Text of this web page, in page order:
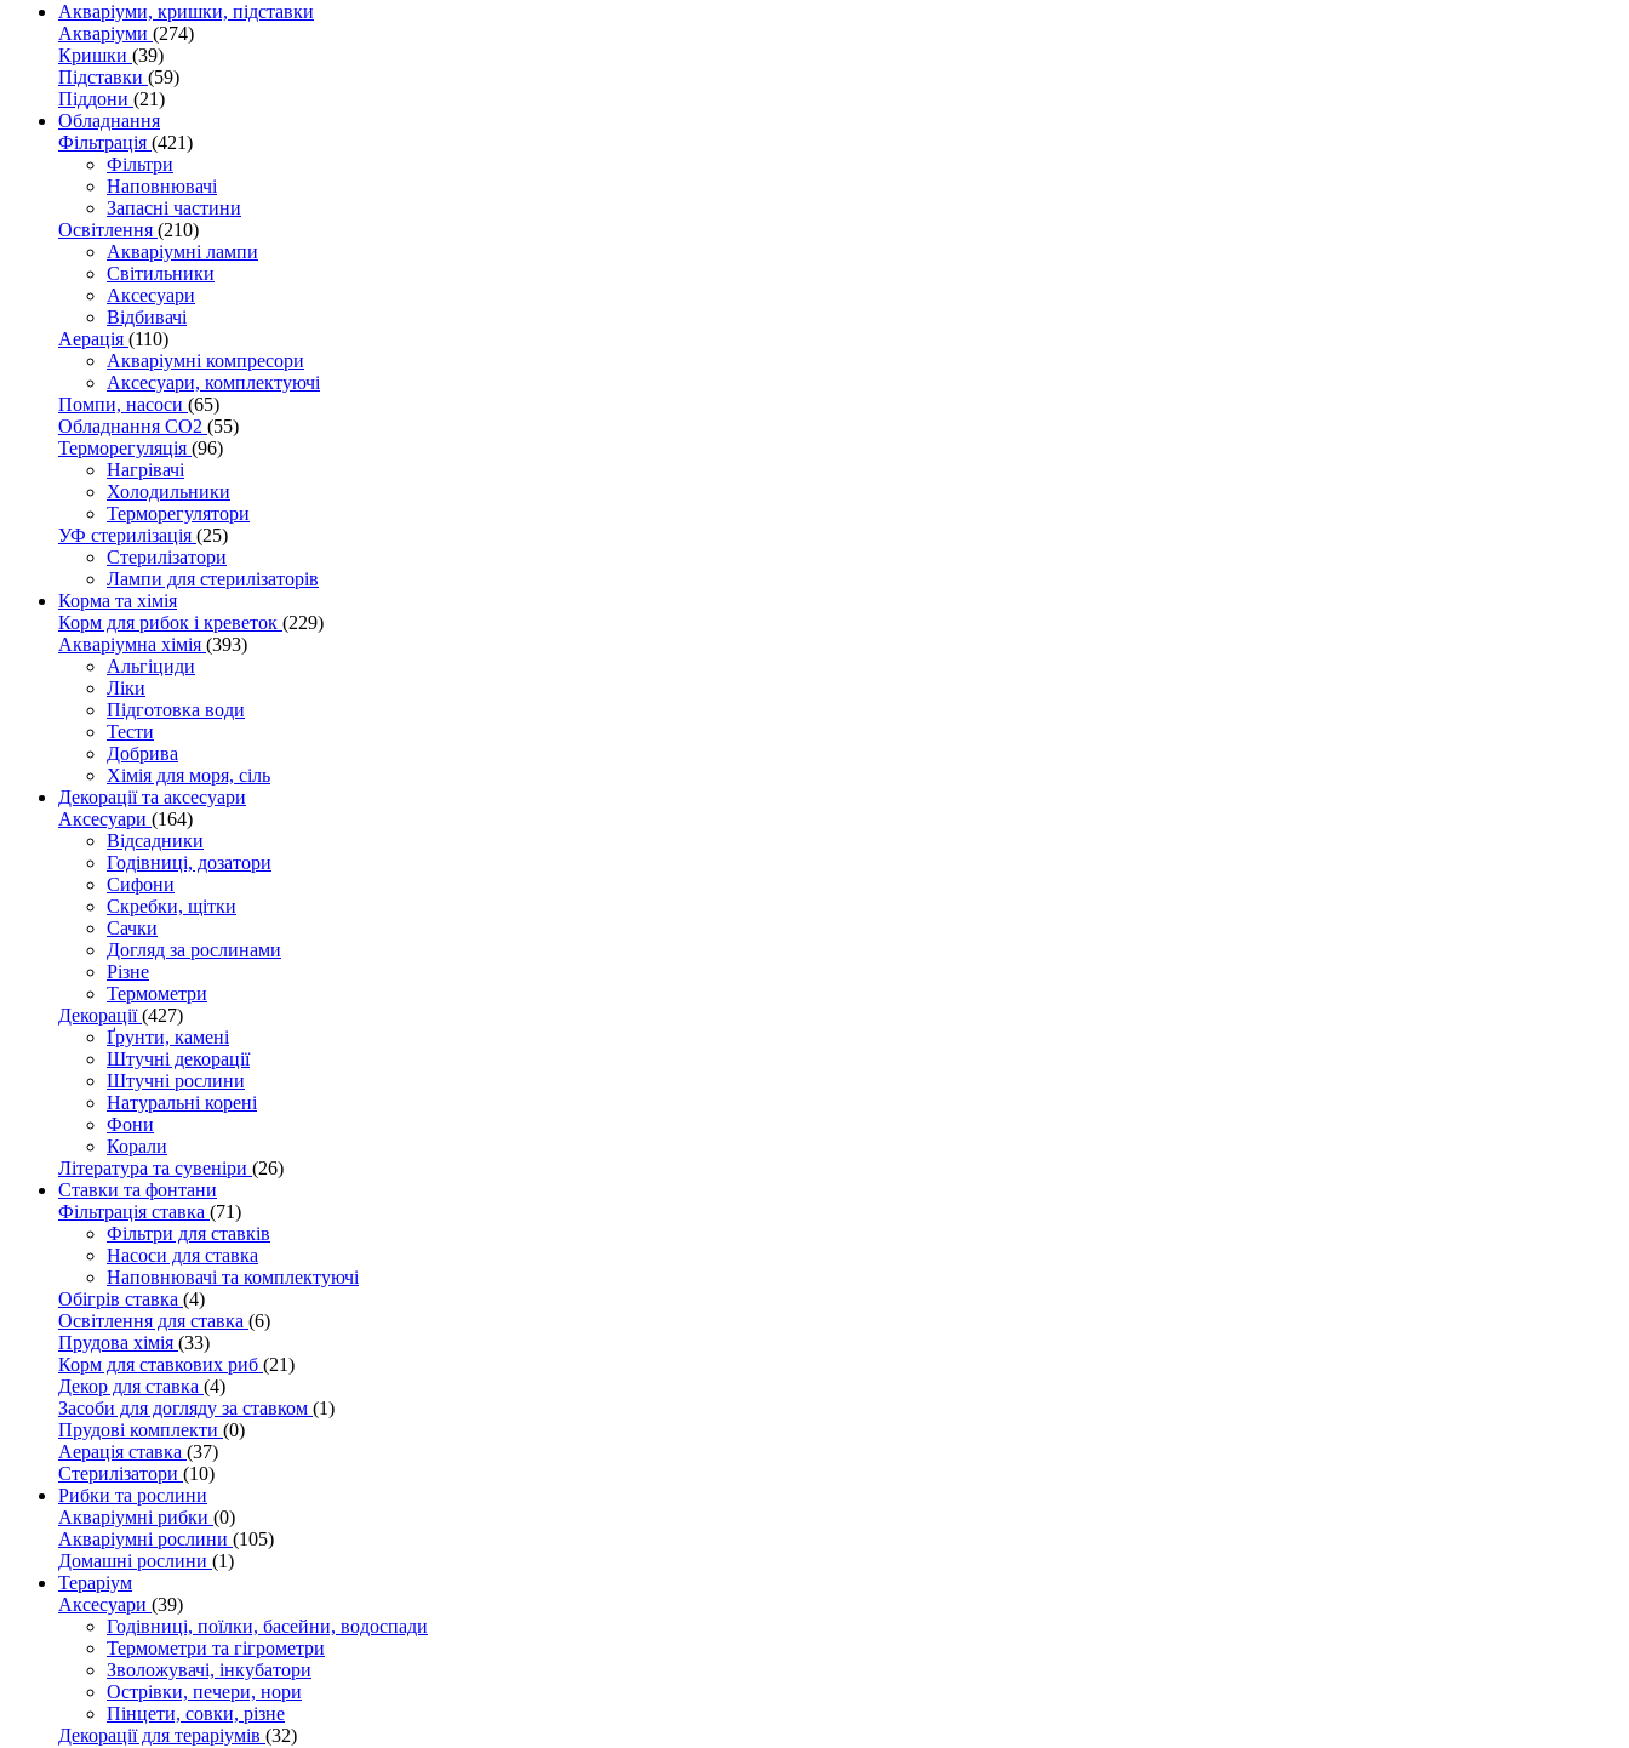
Акваріуми, кришки, підставки
Акваріуми (274)
Кришки (39)
Підставки (59)
Піддони (21)
Обладнання
Фільтрація (421)
Фільтри
Наповнювачі
Запасні частини
Освітлення (210)
Акваріумні лампи
Світильники
Аксесуари
Відбивачі
Аерація (110)
Акваріумні компресори
Аксесуари, комплектуючі
Помпи, насоси (65)
Обладнання CO2 (55)
Терморегуляція (96)
Нагрівачі
Холодильники
Терморегулятори
УФ стерилізація (25)
Стерилізатори
Лампи для стерилізаторів
Корма та хімія
Корм для рибок і креветок (229)
Акваріумна хімія (393)
Альгіциди
Ліки
Підготовка води
Тести
Добрива
Хімія для моря, сіль
Декорації та аксесуари
Аксесуари (164)
Відсадники
Годівниці, дозатори
Сифони
Скребки, щітки
Сачки
Догляд за рослинами
Різне
Термометри
Декорації(427)
Ґрунти, камені
Штучні декорації
Штучні рослини
Натуральні корені
Фони
Корали
Література та сувеніри (26)
Ставки та фонтани
Фільтрація ставка (71)
Фільтри для ставків
Насоси для ставка
Наповнювачі та комплектуючі
Обігрів ставка (4)
Освітлення для ставка (6)
Прудова хімія (33)
Корм для ставкових риб (21)
Декор для ставка (4)
Засоби для догляду за ставком (1)
Прудові комплекти (0)
Аерація ставка (37)
Стерилізатори (10)
Рибки та рослини
Акваріумні рибки (0)
Акваріумні рослини (105)
Домашні рослини (1)
Тераріум
Аксесуари (39)
Годівниці, поїлки, басейни, водоспади
Термометри та гігрометри
Зволожувачі, інкубатори
Острівки, печери, нори
Пінцети, совки, різне
Декорації для тераріумів (32)